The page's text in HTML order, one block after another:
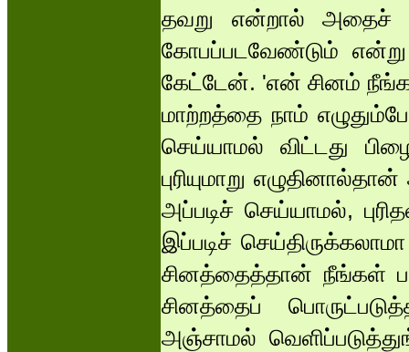
தவறு என்றால் அதைச்
கோபப்படவேண்டும்
கேட்டேன். 'என் சினம்
மாற்றத்தை நாம்
செய்யாமல் விட்டது
புரியுமாறு
அப்படிச் செய்யாமல்,
இப்படிச்
சினத்தைத்தான் நீங்கள்
சினத்தைப்
அஞ்சாமல்